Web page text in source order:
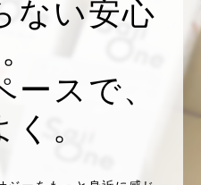
ない安心
スで、
。